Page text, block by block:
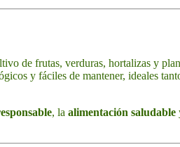
de frutas, verduras, hortalizas y
y fáciles de mantener, ideales
, la alimentación saludable